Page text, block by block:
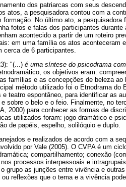
dos patriarcas com seus
atos, a pesquisadora contou com a
No último ato, a pesquisadora
fotos e falas dos participantes
acontecido a partir de um roteiro
em uma família os atos aconteceram
de 6 participantes.
"(...) é uma síntese do psicodrama
os objetivos eram:
famílias e as concepções de beleza ao
método utilizado foi o Etnodrama do
teatro espontâneo, para identificar as
sobre o belo e o feio. Finalmente, no
2000) para conhecer as formas de
utilizados foram: jogo dramático e
de papéis, espelho, solilóquio e duplo.
e realizados de acordo com a
por Vale (2005). O CVPA é um
compartilhamento; conexão
processos interpessoais e
grupo as junções entre vivência e
reflexões que o tema e a vivência